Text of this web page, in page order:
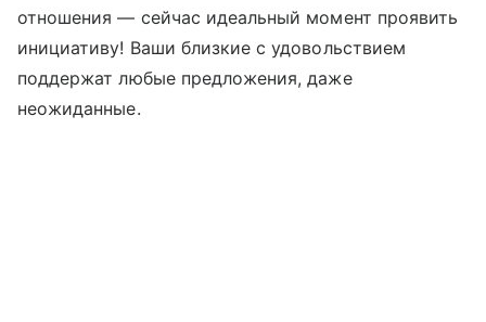
отношения — сейчас идеальный момент проявить
инициативу! Ваши близкие с удовольствием
поддержат любые предложения, даже
неожиданные.